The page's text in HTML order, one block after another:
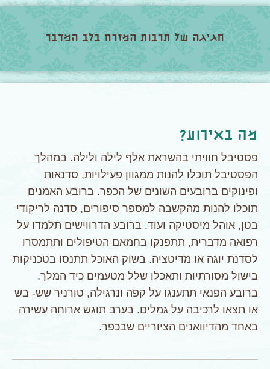
חגיגה של תרבות המזרח בלב המדבר
מה באירוע?
פסטיבל חוויתי בהשראת אלף לילה ולילה. במהלך
הפסטיבל תוכלו להנות ממגוון פעילויות, סדנאות
ופינוקים ברובעים השונים של הכפר. ברובע האמנים
תוכלו להנות מהקשבה למספר סיפורים, סדנה לריקודי
בטן, אוהל מיסטיקה ועוד. ברובע הדרווישים תלמדו על
רפואה מדברית, תתפנקו בחמאם הטיפולים ותתמסרו
לסדנת יוגה או מדיטציה. בשוק האוכל תתנסו בטכניקות
בישול מסורתיות ותאכלו שלל מטעמים כיד המלך.
ברובע הפנאי תתענגו על קפה ונרגילה, טורניר שש- בש
או תצאו לרכיבה על גמלים. בערב תוגש ארוחה עשירה
באחד מהדיוואנים הציוריים שבכפר.